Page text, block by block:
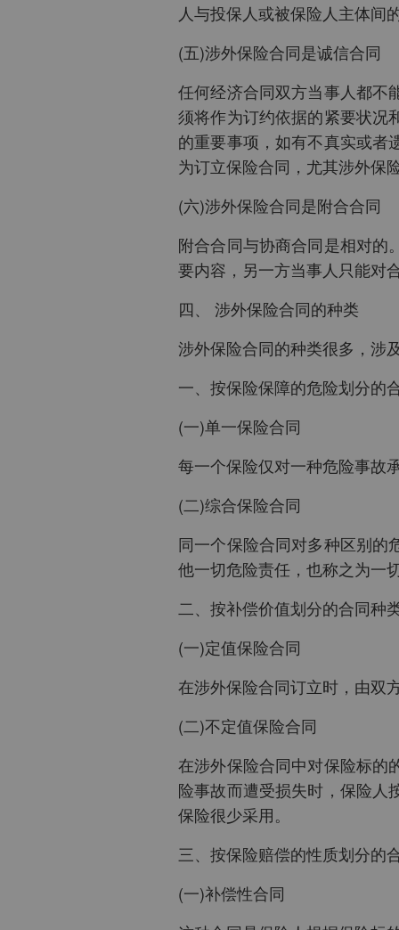
人与投保人或被保险人主体间
(五)涉外保险合同是诚信合同
任何经济合同双方当事人都不
须将作为订约依据的紧要状况
的重要事项，如有不真实或者
为订立保险合同，尤其涉外保
(六)涉外保险合同是附合合同
附合合同与协商合同是相对的
要内容，另一方当事人只能对
四、 涉外保险合同的种类
涉外保险合同的种类很多，涉
一、按保险保障的危险划分的
(一)单一保险合同
每一个保险仅对一种危险事故
(二)综合保险合同
同一个保险合同对多种区别的
他一切危险责任，也称之为一
二、按补偿价值划分的合同种
(一)定值保险合同
在涉外保险合同订立时，由双
(二)不定值保险合同
在涉外保险合同中对保险标的
险事故而遭受损失时，保险人
保险很少采用。
三、按保险赔偿的性质划分的
(一)补偿性合同